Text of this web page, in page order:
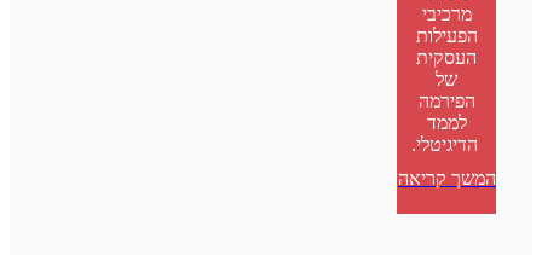
מרכיבי
הפעילות
העסקית
של
הפירמה
לממד
הדיגיטלי.
המשך קריאה